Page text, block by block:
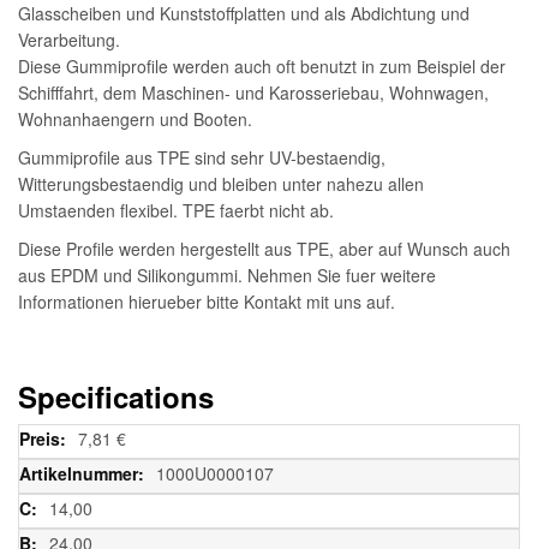
Glasscheiben und Kunststoffplatten und als Abdichtung und
Verarbeitung.
Diese Gummiprofile werden auch oft benutzt in zum Beispiel der
Schifffahrt, dem Maschinen- und Karosseriebau, Wohnwagen,
Wohnanhaengern und Booten.
Gummiprofile aus TPE sind sehr UV-bestaendig,
Witterungsbestaendig und bleiben unter nahezu allen
Umstaenden flexibel. TPE faerbt nicht ab.
Diese Profile werden hergestellt aus TPE, aber auf Wunsch auch
aus EPDM und Silikongummi. Nehmen Sie fuer weitere
Informationen hierueber bitte Kontakt mit uns auf.
Specifications
Weitere
Informationen
7,81 €
1000U0000107
14,00
24,00